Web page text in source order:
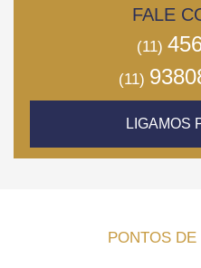
FALE
(11)
(11)
LIGAMOS
PONTOS